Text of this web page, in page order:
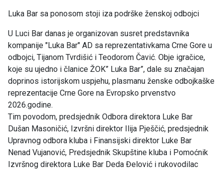
Luka Bar sa ponosom stoji iza podrške ženskoj odbojci
U Luci Bar danas je organizovan susret predstavnika
kompanije "Luka Bar" AD sa reprezentativkama Crne Gore u
odbojci, Tijanom Tvrdišić i Teodorom Čavić. Obje igračice,
koje su ujedno i članice ŽOK” Luka Bar”, dale su značajan
doprinos istorijskom uspjehu, plasmanu ženske odbojkaške
reprezentacije Crne Gore na Evropsko prvenstvo
2026.godine.
Tim povodom, predsjednik Odbora direktora Luke Bar
Dušan Masoničić, Izvršni direktor Ilija Pješčić, predsjednik
Upravnog odbora kluba i Finansijski direktor Luke Bar
Nenad Vujanović, Predsjednik Skupštine kluba i Pomoćnik
Izvršnog direktora Luke Bar Deda Đelović i rukovodilac